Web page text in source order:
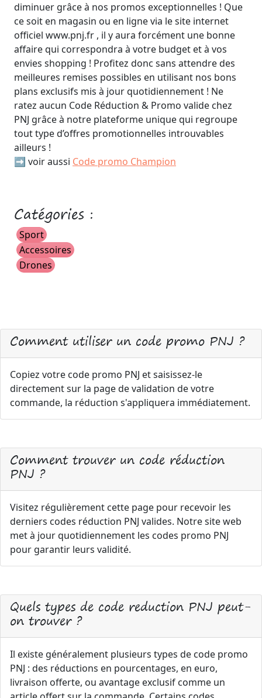
diminuer grâce à nos promos exceptionnelles ! Que
ce soit en magasin ou en ligne via le site internet
officiel www.pnj.fr , il y aura forcément une bonne
affaire qui correspondra à votre budget et à vos
envies shopping ! Profitez donc sans attendre des
meilleures remises possibles en utilisant nos bons
plans exclusifs mis à jour quotidiennement ! Ne
ratez aucun Code Réduction & Promo valide chez
PNJ grâce à notre plateforme unique qui regroupe
tout type d’offres promotionnelles introuvables
ailleurs !
➡️ voir aussi Code promo Champion
Catégories :
Sport
Accessoires
Drones
Comment utiliser un code promo PNJ ?
Copiez votre code promo PNJ et saisissez-le
directement sur la page de validation de votre
commande, la réduction s'appliquera immédiatement.
Comment trouver un code réduction
PNJ ?
Visitez régulièrement cette page pour recevoir les
derniers codes réduction PNJ valides. Notre site web
met à jour quotidiennement les codes promo PNJ
pour garantir leurs validité.
Quels types de code reduction PNJ peut-
on trouver ?
Il existe généralement plusieurs types de code promo
PNJ : des réductions en pourcentages, en euro,
livraison offerte, ou avantage exclusif comme un